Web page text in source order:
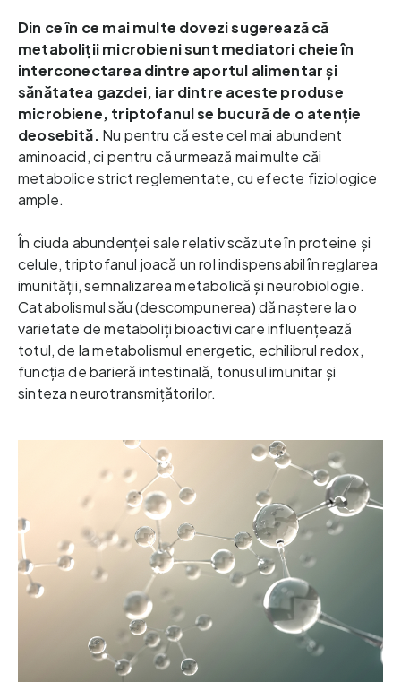
Din ce în ce mai multe dovezi sugerează că
metaboliții microbieni sunt mediatori cheie în
interconectarea dintre aportul alimentar și
sănătatea gazdei, iar dintre aceste produse
microbiene, triptofanul se bucură de o atenție
deosebită. Nu pentru că este cel mai abundent
aminoacid, ci pentru că urmează mai multe căi
metabolice strict reglementate, cu efecte fiziologice
ample.
În ciuda abundenței sale relativ scăzute în proteine și
celule, triptofanul joacă un rol indispensabil în reglarea
imunității, semnalizarea metabolică și neurobiologie.
Catabolismul său (descompunerea) dă naștere la o
varietate de metaboliți bioactivi care influențează
totul, de la metabolismul energetic, echilibrul redox,
funcția de barieră intestinală, tonusul imunitar și
sinteza neurotransmițătorilor.